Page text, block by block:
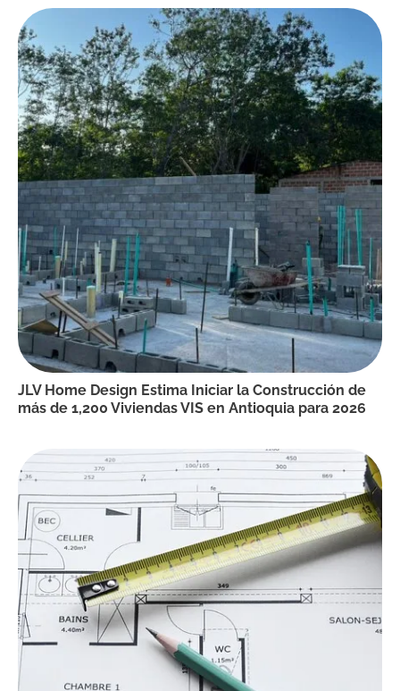
JLV Home Design Estima Iniciar la Construcción de
más de 1,200 Viviendas VIS en Antioquia para 2026